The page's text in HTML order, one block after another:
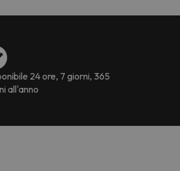
24 ore, 7 giorni, 365
all'anno